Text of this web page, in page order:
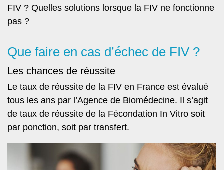
FIV ? Quelles solutions lorsque la FIV ne fonctionne
pas ?
Que faire en cas d’échec de FIV ?
Les chances de réussite
Le taux de réussite de la FIV en France est évalué
tous les ans par l’Agence de Biomédecine. Il s’agit
de taux de réussite de la Fécondation In Vitro soit
par ponction, soit par transfert.